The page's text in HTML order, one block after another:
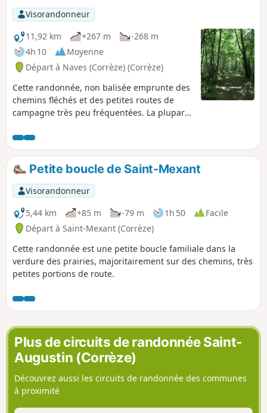
Visorandonneur
11,92 km
+267 m
-268 m
4h 10
Moyenne
Départ à Naves (Corrèze) (Corrèze)
Cette randonnée, non balisée emprunte des
chemins fléchés et des petites routes de
campagne très peu fréquentées. La plupart
montée au Puy des Horts offre de jolies vues
sur la campagne.
Petite boucle de Saint-Mexant
Visorandonneur
5,44 km
+85 m -79 m 1h 50
Facile
Départ à Saint-Mexant (Corrèze)
Cette randonnée est une petite boucle familiale dans la
verdure des prairies, majoritairement sur des chemins, très
petites portions de route.
Plus de circuits de randonnée Saint-
Augustin (Corrèze)
Découvrez aussi les circuits de randonnée des communes
à proximité